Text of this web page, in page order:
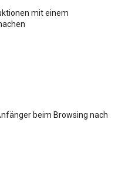
mit einem
beim Browsing nach